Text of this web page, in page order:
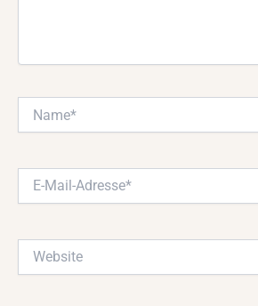
Mail-